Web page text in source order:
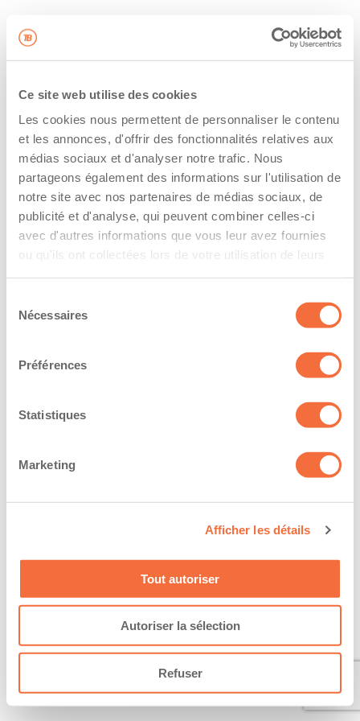
Ce site web utilise des cookies
Les cookies nous permettent de personnaliser le contenu
et les annonces, d'offrir des fonctionnalités relatives aux
médias sociaux et d'analyser notre trafic. Nous
partageons également des informations sur l'utilisation de
notre site avec nos partenaires de médias sociaux, de
publicité et d'analyse, qui peuvent combiner celles-ci
avec d'autres informations que vous leur avez fournies
ou qu'ils ont collectées lors de votre utilisation de leurs
Nécessaires
Préférences
Statistiques
Marketing
Afficher les détails
Tout autoriser
Autoriser la sélection
Refuser